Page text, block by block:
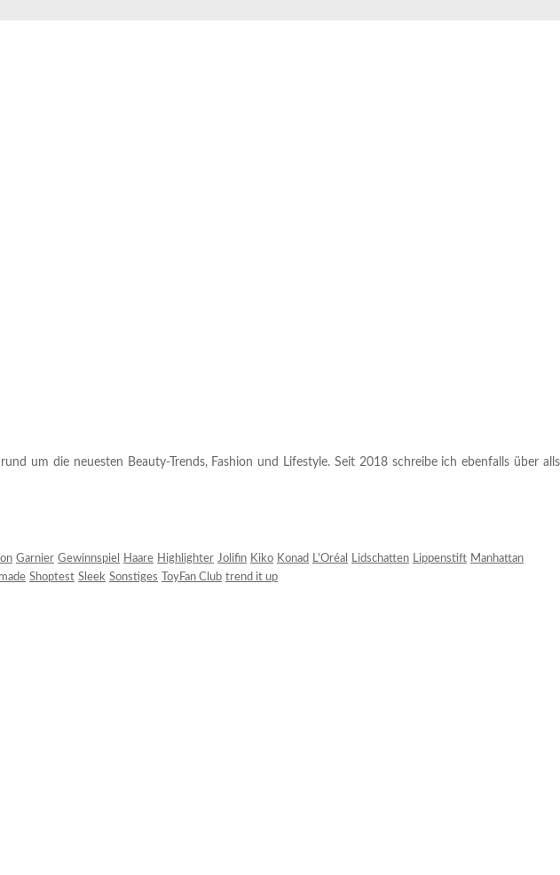
um die neuesten Beauty-Trends, Fashion und Lifestyle. Seit 2018 schreibe ich ebenfalls über alls
Garnier Gewinnspiel Haare Highlighter Jolifin Kiko Konad L'Oréal Lidschatten Lippenstift Manhattan
Shoptest Sleek Sonstiges ToyFan Club trend it up